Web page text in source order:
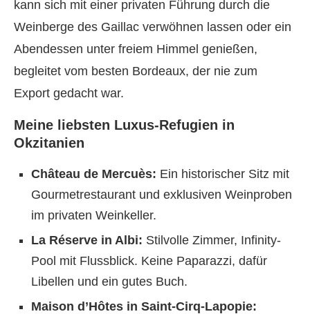
kann sich mit einer privaten Führung durch die
Weinberge des Gaillac verwöhnen lassen oder ein
Abendessen unter freiem Himmel genießen,
begleitet vom besten Bordeaux, der nie zum
Export gedacht war.
Meine liebsten Luxus-Refugien in
Okzitanien
Château de Mercuès: Ein historischer Sitz mit
Gourmetrestaurant und exklusiven Weinproben
im privaten Weinkeller.
La Réserve in Albi: Stilvolle Zimmer, Infinity-
Pool mit Flussblick. Keine Paparazzi, dafür
Libellen und ein gutes Buch.
Maison d’Hôtes in Saint-Cirq-Lapopie: